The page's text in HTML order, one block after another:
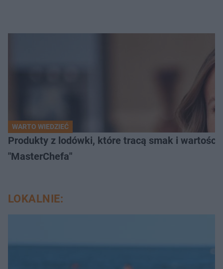
WARTO WIEDZIEĆ
Produkty z lodówki, które tracą smak i
"MasterChefa"
LOKALNIE: